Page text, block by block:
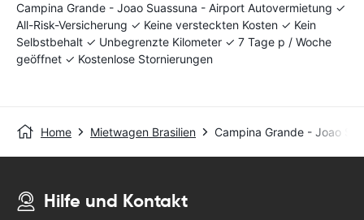
Campina Grande - Joao Suassuna - Airport Autovermietung ✓
All-Risk-Versicherung ✓ Keine versteckten Kosten ✓ Kein
Selbstbehalt ✓ Unbegrenzte Kilometer ✓ 7 Tage p / Woche
geöffnet ✓ Kostenlose Stornierungen
Home Mietwagen Brasilien Campina Grande - Joao
Hilfe und Kontakt